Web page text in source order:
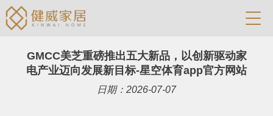
GMCC美芝重磅推出五大新品，以创新驱动家
电产业迈向发展新目标-星空体育app官方网站
日期：2026-07-07